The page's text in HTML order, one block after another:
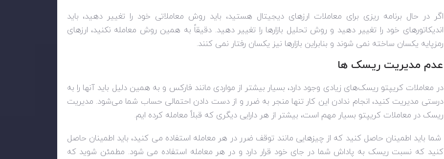
اگر در حال برنامه ریزی برای معاملات ارزهای دیجیتال هستید، باید روش معاملاتی خود را تغییر دهید، باید
اندیکاتورهای خود را تغییر دهید و روش تحلیل بازارها را تغییر دهید. دقیقاً به همین روش معامله نکنید، ارزهای
رمزپایه یکسان ساخته نمی شوند و بنابراین بازارها نیز یکسان رفتار نمی کنند.
عدم مدیریت ریسک ها
در معاملات کریپتو ریسک‌های زیادی وجود دارد، بسیار بیشتر از مواردی مانند فارکس و به همین دلیل باید آنها را به
درستی مدیریت کنید، انجام ندادن این کار تنها منجر به ضرر و از دست دادن احتمالی حساب شما می‌شود. مدیریت
ریسک در معاملات کریپتو بسیار مهم است، بیشتر از هر دارایی دیگری که قبلاً معامله کرده ایم.
شما باید اطمینان حاصل کنید که از چیزهایی مانند توقف ضرر در هر معامله استفاده می کنید، باید اطمینان حاصل
کنید که نسبت ریسک به پاداش شما در جای خود قرار دارد و در هر معامله استفاده می شود. مطمئن شوید که